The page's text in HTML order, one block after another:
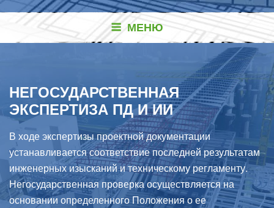
МЕНЮ
НЕГОСУДАРСТВЕННАЯ
ЭКСПЕРТИЗА ПД И ИИ
В ходе экспертизы проектной документации
устанавливается соответствие последней результатам
инженерных изысканий и техническому регламенту.
Негосударственная проверка осуществляется на
основании определенного Положения о ее